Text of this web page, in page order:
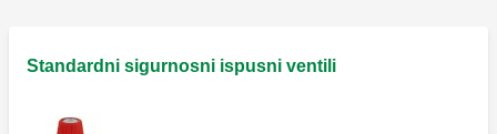
Standardni sigurnosni ispusni ventili